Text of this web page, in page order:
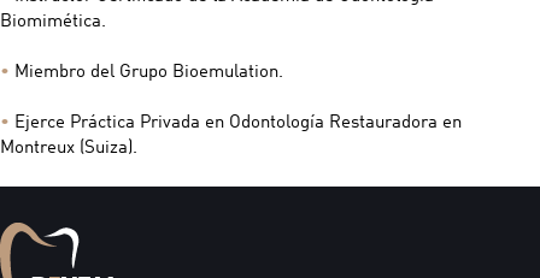
Biomimética.
• Miembro del Grupo Bioemulation.
• Ejerce Práctica Privada en Odontología Restauradora en
Montreux (Suiza).